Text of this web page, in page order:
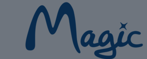
Le meilleur Halloween chez